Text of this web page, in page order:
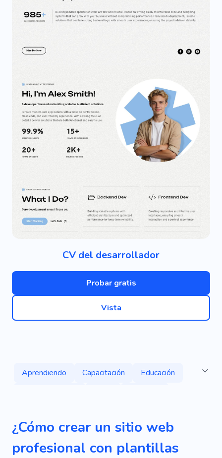
CV del desarrollador
Probar gratis
Vista
Aprendiendo Capacitación
Educación
Estrategia
Marketing
Informativo
Tecnología
Equipo
Empresa Consultora
¿Cómo crear un sitio web
profesional con plantillas